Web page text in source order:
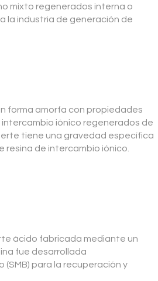
mixto regenerados interna o
la industria de generación de
forma amorfa con propiedades
iónico regenerados de
tiene una gravedad específica
resina de intercambio iónico.
ácido fabricada mediante un
fue desarrollada
para la recuperación y